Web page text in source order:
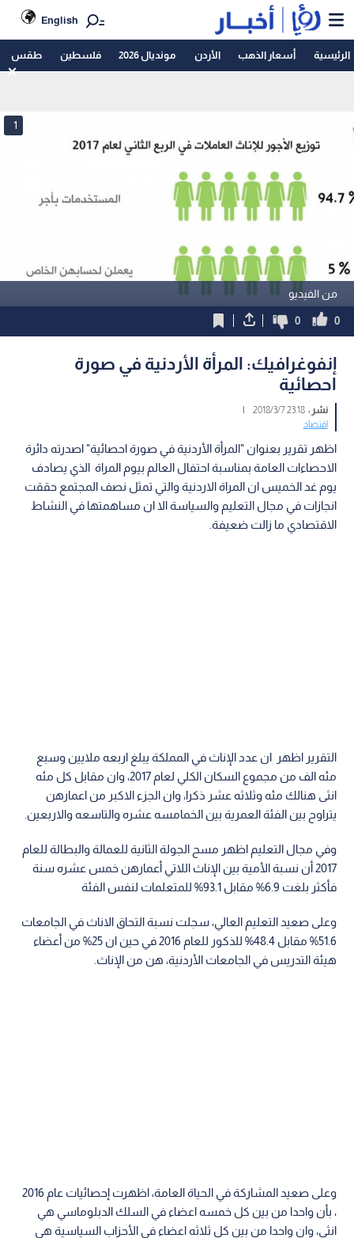
English
الرئيسية أسعار الذهب الأردن مونديال 2026 فلسطين طقس
من الفيديو
1
0
0
إنفوغرافيك: المرأة الأردنية في صورة
احصائية
نشر :23:18 2018/3/7
|
اقتصاد
اظهر تقرير بعنوان "المرأة الأردنية في صورة احصائية" اصدرته دائرة
الاحصاءات العامة بمناسبة احتفال العالم بيوم المراة الذي يصادف
يوم غد الخميس ان المراة الاردنية والتي تمثل نصف المجتمع حققت
انجازات في مجال التعليم والسياسة الا ان مساهمتها في النشاط
الاقتصادي ما زالت ضعيفة.
التقرير اظهر ان عدد الإناث في المملكة يبلغ اربعه ملايين وسبع
مئه الف من مجموع السكان الكلي لعام 2017، وان مقابل كل مئه
انثى هنالك مئه وثلاثه عشر ذكرا، وان الجزء الاكبر من اعمارهن
يتراوح بين الفئة العمرية بين الخمامسه عشره والتاسعه والاربعين.
وفي مجال التعليم اظهر مسح الجولة الثانية للعمالة والبطالة للعام
2017 أن نسبة الأمية بين الإناث اللاتي أعمارهن خمس عشره سنة
فأكثر بلغت 6.9% مقابل 93.1% للمتعلمات لنفس الفئة
وعلى صعيد التعليم العالي، سجلت نسبة التحاق الاناث في الجامعات
51.6% مقابل 48.4% للذكور للعام 2016 في حين ان 25% من أعضاء
هيئة التدريس في الجامعات الأردنية، هن من الإناث.
وعلى صعيد المشاركة في الحياة العامة، اظهرت إحصائيات عام 2016
، بأن واحدا من بين كل خمسه اعضاء في السلك الدبلوماسي هي
انثى، وان واحدا من بين كل ثلاثه اعضاء في الأحزاب السياسية هي